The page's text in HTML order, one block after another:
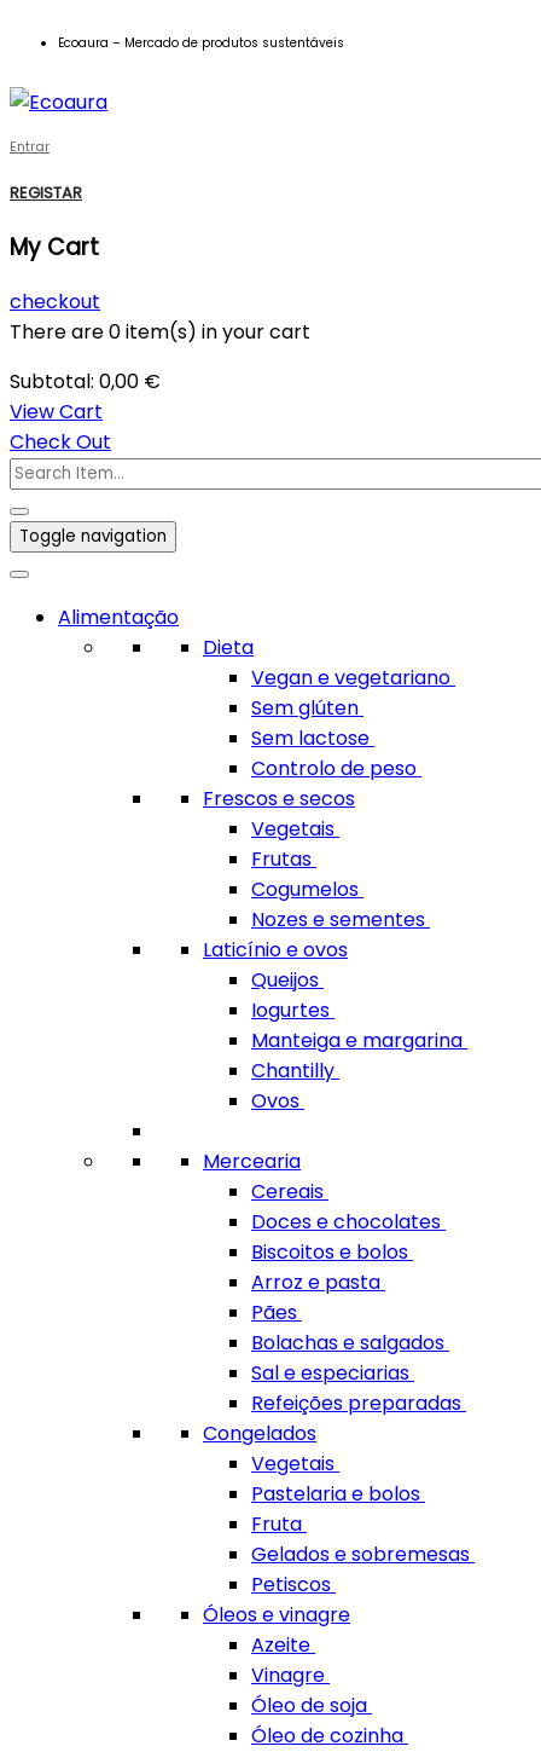
Ecoaura – Mercado de produtos sustentáveis
Entrar
REGISTAR
My Cart
checkout
There are0 item(s) in your cart
Subtotal: 0,00 €
View Cart
Check Out
Toggle navigation
Alimentação
Dieta
Vegan e vegetariano
Sem glúten
Sem lactose
Controlo de peso
Frescos e secos
Vegetais
Frutas
Cogumelos
Nozes e sementes
Laticínio e ovos
Queijos
Iogurtes
Manteiga e margarina
Chantilly
Ovos
Mercearia
Cereais
Doces e chocolates
Biscoitos e bolos
Arroz e pasta
Pães
Bolachas e salgados
Sal e especiarias
Refeições preparadas
Congelados
Vegetais
Pastelaria e bolos
Fruta
Gelados e sobremesas
Petiscos
Óleos e vinagre
Azeite
Vinagre
Óleo de soja
Óleo de cozinha